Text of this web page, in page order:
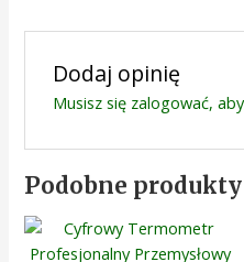
Dodaj opinię
Musisz się zalogować,
Podobne produkty